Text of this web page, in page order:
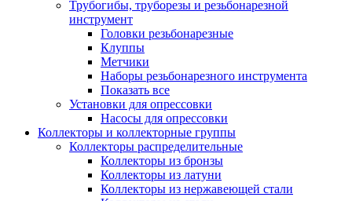
Трубогибы, труборезы и резьбонарезной
инструмент
Головки резьбонарезные
Клуппы
Метчики
Наборы резьбонарезного инструмента
Показать все
Установки для опрессовки
Насосы для опрессовки
Коллекторы и коллекторные группы
Коллекторы распределительные
Коллекторы из бронзы
Коллекторы из латуни
Коллекторы из нержавеющей стали